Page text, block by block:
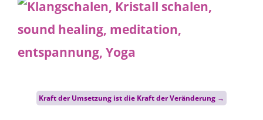
Post
navigation
Kraft der Umsetzung ist die Kraft der Veränderung →